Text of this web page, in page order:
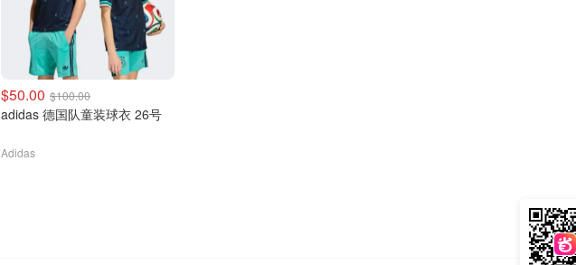
$50.00 $100.00
adidas 德国队童装球衣 26号
Adidas